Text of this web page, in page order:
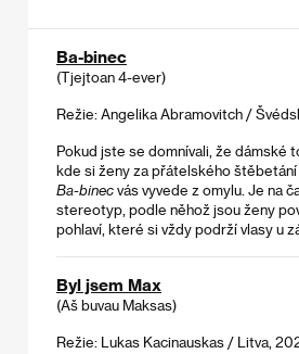
Ba-binec
(Tjejtoan 4-ever)
Režie: Angelika Abramovitch /
Pokud jste se domnívali, že dámské
kde si ženy za přátelského štěbetání
Ba-binec vás vyvede z omylu. Je na
stereotyp, podle něhož jsou ženy
pohlaví, které si vždy podrží vlasy u
Byl jsem Max
(Aš buvau Maksas)
Režie: Lukas Kacinauskas / Litva,